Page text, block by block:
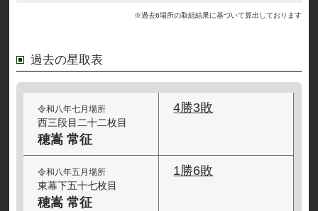
※過去6場所の取組結果に基づいて算出しております
過去の星取表
令和八年七月場所
西三段目二十二枚目
穂嵩 常征
4勝3敗
令和八年五月場所
東幕下五十七枚目
穂嵩 常征
1勝6敗